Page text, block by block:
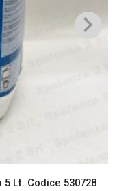
Lt. Codice 530728